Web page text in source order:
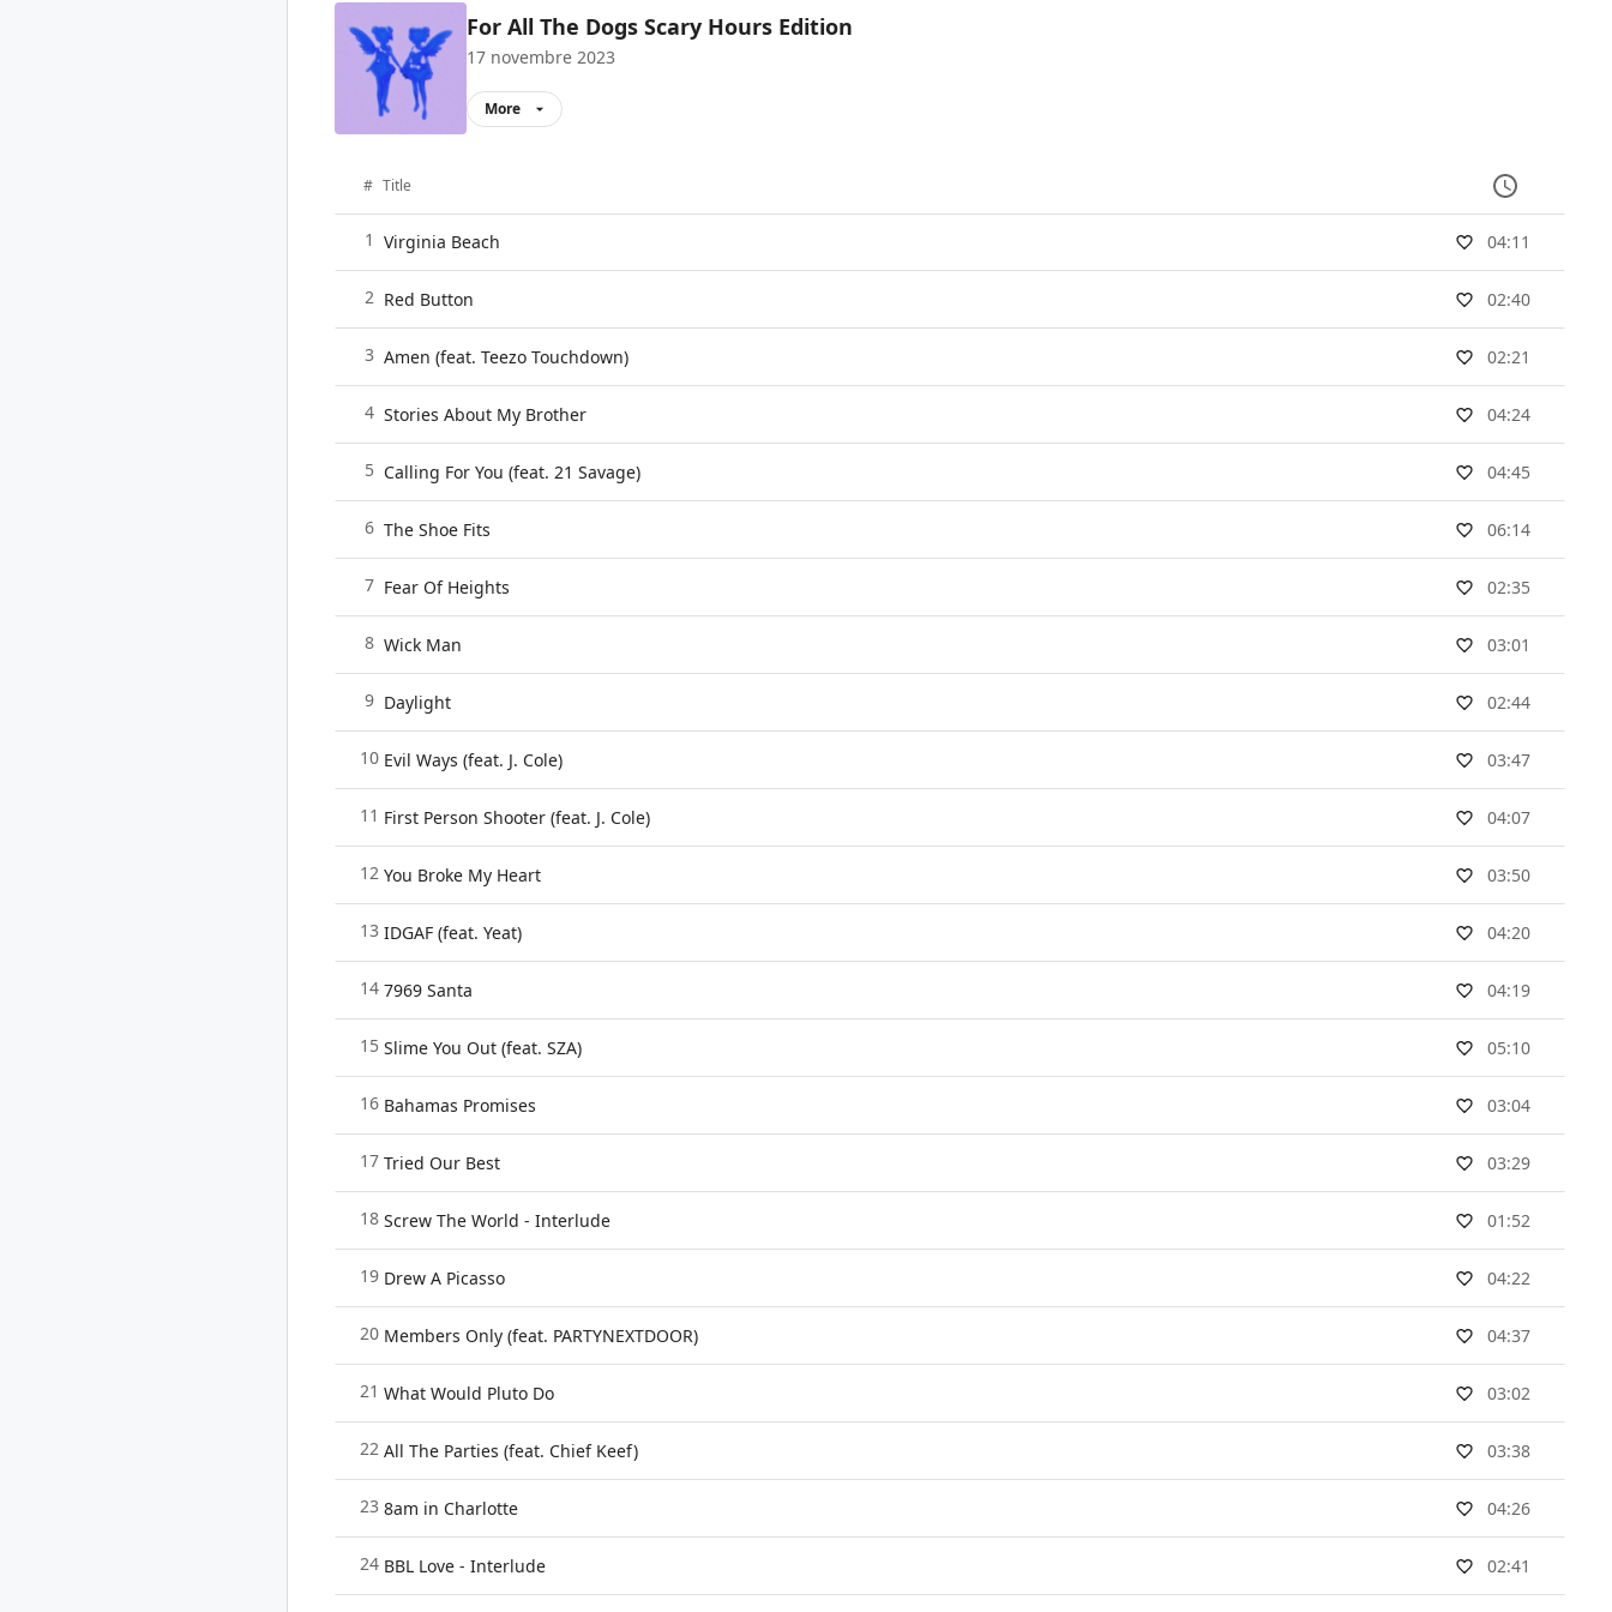
For All The Dogs Scary Hours Edition
17 novembre 2023
More
# Title
1 Virginia Beach 04:11
2 Red Button 02:40
3 Amen (feat. Teezo Touchdown) 02:21
4 Stories About My Brother 04:24
5 Calling For You (feat. 21 Savage) 04:45
6 The Shoe Fits 06:14
7 Fear Of Heights 02:35
8 Wick Man 03:01
9 Daylight 02:44
10 Evil Ways (feat. J. Cole) 03:47
11 First Person Shooter (feat. J. Cole) 04:07
12 You Broke My Heart 03:50
13 IDGAF (feat. Yeat) 04:20
14 7969 Santa 04:19
15 Slime You Out (feat. SZA) 05:10
16 Bahamas Promises 03:04
17 Tried Our Best 03:29
18 Screw The World - Interlude 01:52
19 Drew A Picasso 04:22
20 Members Only (feat. PARTYNEXTDOOR) 04:37
21 What Would Pluto Do 03:02
22 All The Parties (feat. Chief Keef) 03:38
23 8am in Charlotte 04:26
24 BBL Love - Interlude 02:41